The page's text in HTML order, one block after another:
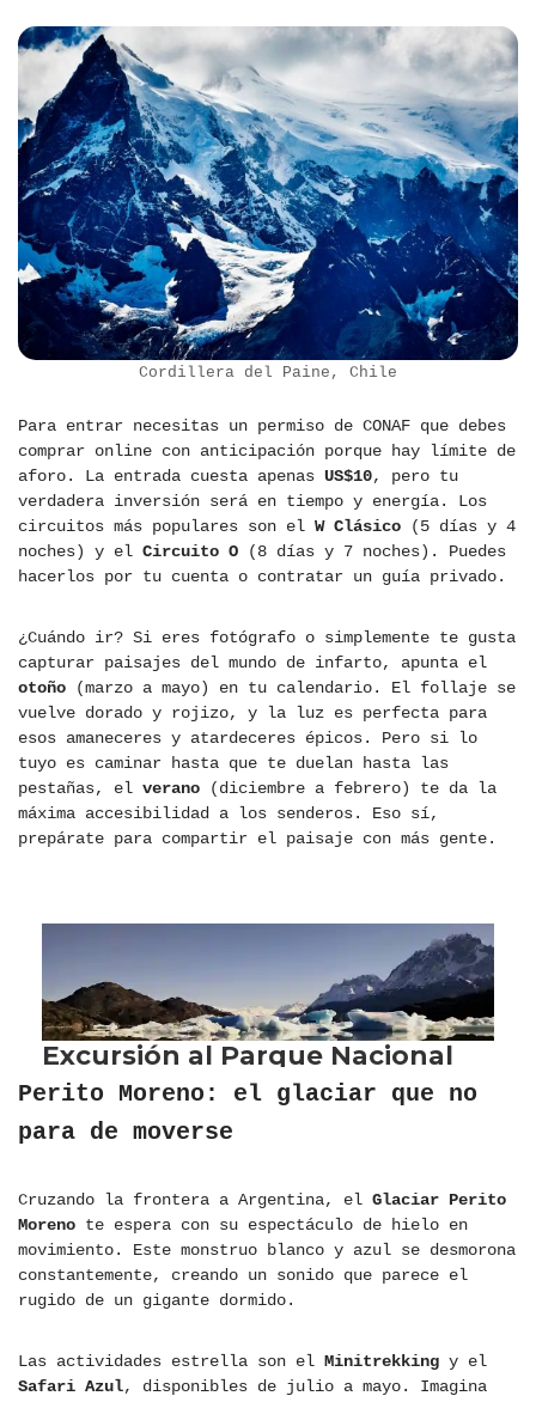
Cordillera del Paine, Chile
Para entrar necesitas un permiso de CONAF que debes
comprar online con anticipación porque hay límite de
aforo. La entrada cuesta apenas US$10, pero tu
verdadera inversión será en tiempo y energía. Los
circuitos más populares son el W Clásico (5 días y 4
noches) y el Circuito O (8 días y 7 noches). Puedes
hacerlos por tu cuenta o contratar un guía privado.
¿Cuándo ir? Si eres fotógrafo o simplemente te gusta
capturar paisajes del mundo de infarto, apunta el
otoño (marzo a mayo) en tu calendario. El follaje se
vuelve dorado y rojizo, y la luz es perfecta para
esos amaneceres y atardeceres épicos. Pero si lo
tuyo es caminar hasta que te duelan hasta las
pestañas, el verano (diciembre a febrero) te da la
máxima accesibilidad a los senderos. Eso sí,
prepárate para compartir el paisaje con más gente.
Perito Moreno: el glaciar que no
para de moverse
Cruzando la frontera a Argentina, el Glaciar Perito
Moreno te espera con su espectáculo de hielo en
movimiento. Este monstruo blanco y azul se desmorona
constantemente, creando un sonido que parece el
rugido de un gigante dormido.
Las actividades estrella son el Minitrekking y el
Safari Azul, disponibles de julio a mayo. Imagina